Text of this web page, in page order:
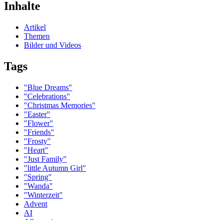
Inhalte
Artikel
Themen
Bilder und Videos
Tags
"Blue Dreams"
"Celebrations"
"Christmas Memories"
"Easter"
"Flower"
"Friends"
"Frosty"
"Heart"
"Just Family"
"little Autumn Girl"
"Spring"
"Wanda"
"Winterzeit"
Advent
AI